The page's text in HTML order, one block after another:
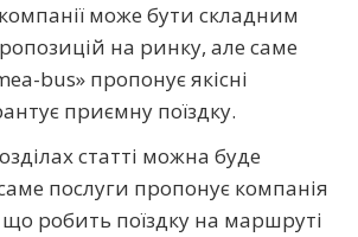
може бути складним
на ринку, але саме
bus» пропонує якісні
приємну поїздку.
статті можна буде
послуги пропонує компанія
що робить поїздку на маршруті